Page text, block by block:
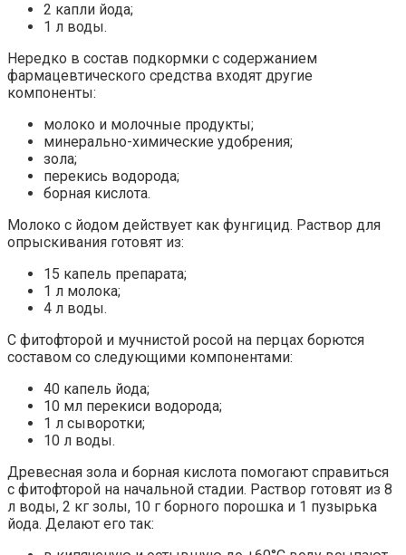
2 капли йода;
1 л воды.
Нередко в состав подкормки с содержанием
фармацевтического средства входят другие
компоненты:
молоко и молочные продукты;
минерально-химические удобрения;
зола;
перекись водорода;
борная кислота.
Молоко с йодом действует как фунгицид. Раствор для
опрыскивания готовят из:
15 капель препарата;
1 л молока;
4 л воды.
С фитофторой и мучнистой росой на перцах борются
составом со следующими компонентами:
40 капель йода;
10 мл перекиси водорода;
1 л сыворотки;
10 л воды.
Древесная зола и борная кислота помогают справиться
с фитофторой на начальной стадии. Раствор готовят из 8
л воды, 2 кг золы, 10 г борного порошка и 1 пузырька
йода. Делают его так: